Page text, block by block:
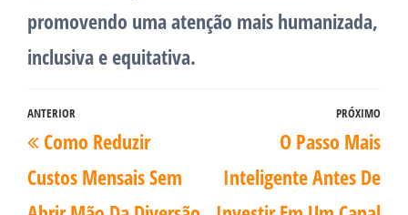
promovendo uma atenção mais humanizada,
inclusiva e equitativa.
Navegação
de
Post
Post
anterior
ANTERIOR
Como Reduzir
Custos Mensais Sem
PRÓXIMO
O Passo Mais
Inteligente Antes De